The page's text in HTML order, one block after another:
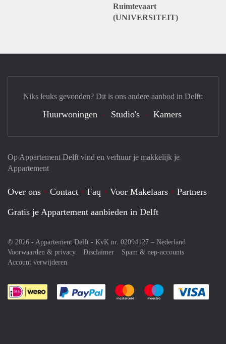
Ruimtevaart
(UNIVERSITEIT)
Op Appartement Delft vind en verhuur je makkelijk je
Appartement
Over ons Contact Faq Voor Makelaars
Partners
Gratis je Appartement aanbieden in Delft
© 2026 - Appartement Delft - KvK nr. 02094127 – Nederland
Voorwaarden & privacy
Disclaimer
Spam & nep-accounts
Account verwijderen
Je rekent gemakkelijk af met Paypal
Je rekent gemakkelijk af met
Je rekent
Niks leuks gevonden? Dit is ons andere aanbod in Delft:
Huurwoningen Studio's Kamers